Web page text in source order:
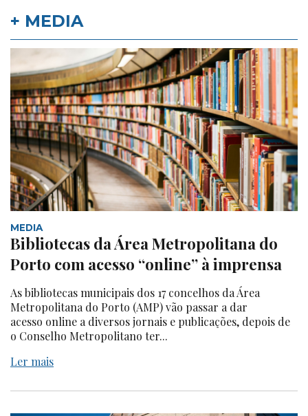
+ MEDIA
MEDIA
Bibliotecas da Área Metropolitana do
Porto com acesso “online” à imprensa
As bibliotecas municipais dos 17 concelhos da Área
Metropolitana do Porto (AMP) vão passar a dar
acesso online a diversos jornais e publicações, depois de
o Conselho Metropolitano ter...
Ler mais